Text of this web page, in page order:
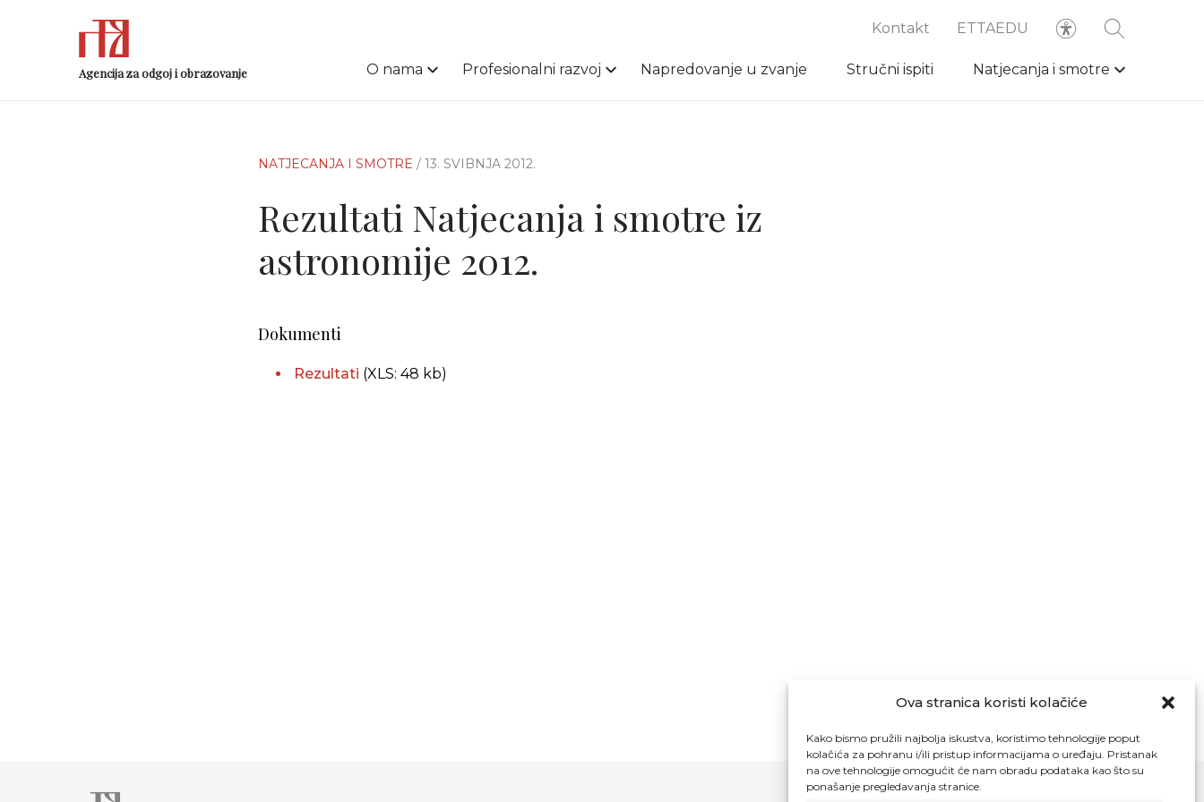
Ova stranica koristi kolačiće
Kako bismo pružili najbolja iskustva, koristimo tehnologije poput
kolačića za pohranu i/ili pristup informacijama o uređaju. Pristanak
na ove tehnologije omogućit će nam obradu podataka kao što su
ponašanje pregledavanja stranice.
Agencija za odgoj i obrazovanje
Kontakt ETTAEDU
O nama Profesionalni razvoj Napredovanje u zvanje Stručni ispiti Natjecanja i smotre
NATJECANJA I SMOTRE / 13. SVIBNJA 2012.
Rezultati Natjecanja i smotre iz
astronomije 2012.
Dokumenti
Rezultati (XLS: 48 kb)